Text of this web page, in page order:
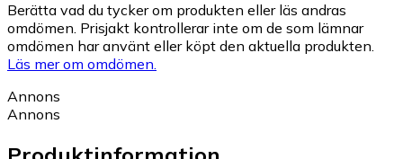
Berätta vad du tycker om produkten eller läs andras
omdömen. Prisjakt kontrollerar inte om de som lämnar
omdömen har använt eller köpt den aktuella produkten.
Läs mer om omdömen.
Annons
Annons